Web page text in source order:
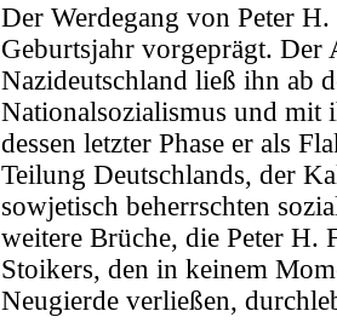
Der Werdegang von Peter
Geburtsjahr vorgeprägt. Der
Nazideutschland ließ ihn ab
Nationalsozialismus und mit
dessen letzter Phase er als
Teilung Deutschlands, der
sowjetisch beherrschten
weitere Brüche, die Peter H.
Stoikers, den in keinem
Neugierde verließen,